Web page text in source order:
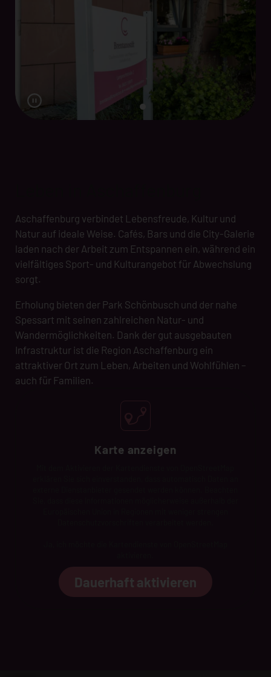
Aschaffenburg verbindet Lebensfreude, Kultur und
Natur auf ideale Weise. Cafés, Bars und die City-Galerie
laden nach der Arbeit zum Entspannen ein, während ein
vielfältiges Sport- und Kulturangebot für Abwechslung
sorgt.
Erholung bieten der Park Schönbusch und der nahe
Spessart mit seinen zahlreichen Natur- und
Wandermöglichkeiten. Dank der gut ausgebauten
Infrastruktur ist die Region Aschaffenburg ein
attraktiver Ort zum Leben, Arbeiten und Wohlfühlen –
auch für Familien.
Karte anzeigen
Dauerhaft aktivieren